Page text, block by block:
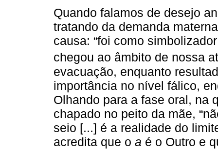
Quando falamos de desejo
tratando da demanda
causa: “foi como
chegou ao âmbito de nossa
evacuação, enquanto
importância no nível fálico,
Olhando para a fase oral, na
chapado no peito da mãe,
seio [...] é a realidade do
acredita que o a é o Outro e